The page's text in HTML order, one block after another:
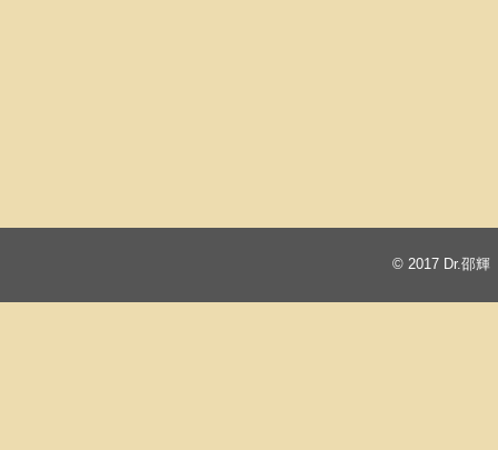
© 2017 Dr.邵